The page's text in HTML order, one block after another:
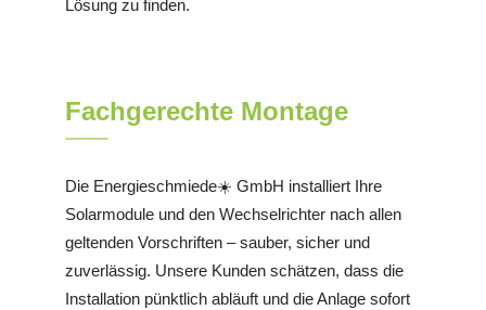
Lösung zu finden.
Fachgerechte Montage
Die Energieschmiede☀️ GmbH installiert Ihre
Solarmodule und den Wechselrichter nach allen
geltenden Vorschriften – sauber, sicher und
zuverlässig. Unsere Kunden schätzen, dass die
Installation pünktlich abläuft und die Anlage sofort